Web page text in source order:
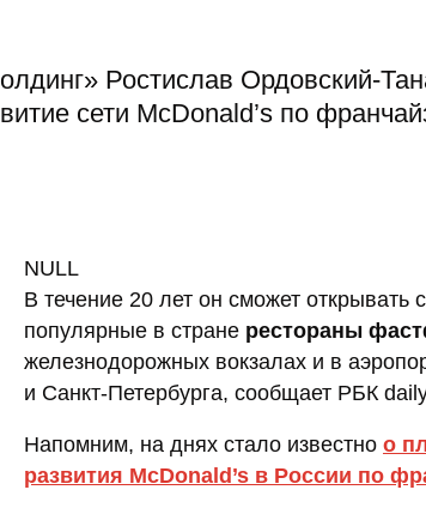
Ростислав Ордовский-
сети McDonald’s по
NULL
В течение 20 лет он сможет открывать
популярные в стране рестораны
железнодорожных вокзалах и в
и Санкт-Петербурга, сообщает РБК
Напомним, на днях стало известно о
развития McDonald’s в России по